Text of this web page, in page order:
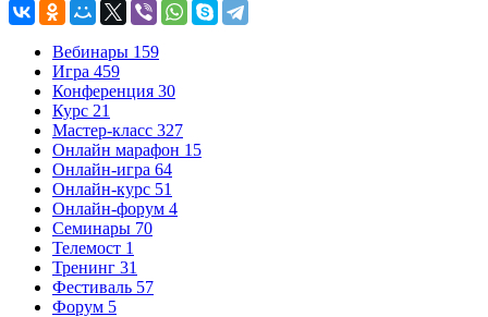
Вебинары 159
Игра 459
Конференция 30
Курс 21
Мастер-класс 327
Онлайн марафон 15
Онлайн-игра 64
Онлайн-курс 51
Онлайн-форум 4
Семинары 70
Телемост 1
Тренинг 31
Фестиваль 57
Форум 5